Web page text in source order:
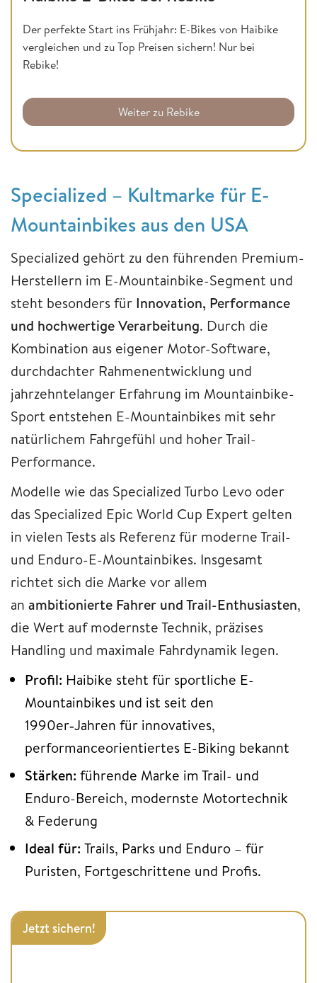
Der perfekte Start ins Frühjahr: E-Bikes von Haibike
vergleichen und zu Top Preisen sichern! Nur bei
Rebike!
Weiter zu Rebike
Specialized – Kultmarke für E-
Mountainbikes aus den USA
Specialized gehört zu den führenden Premium-
Herstellern im E-Mountainbike-Segment und
steht besonders für Innovation, Performance
und hochwertige Verarbeitung. Durch die
Kombination aus eigener Motor-Software,
durchdachter Rahmenentwicklung und
jahrzehntelanger Erfahrung im Mountainbike-
Sport entstehen E-Mountainbikes mit sehr
natürlichem Fahrgefühl und hoher Trail-
Performance.
Modelle wie das Specialized Turbo Levo oder
das Specialized Epic World Cup Expert gelten
in vielen Tests als Referenz für moderne Trail-
und Enduro-E-Mountainbikes. Insgesamt
richtet sich die Marke vor allem
an ambitionierte Fahrer und Trail-Enthusiasten,
die Wert auf modernste Technik, präzises
Handling und maximale Fahrdynamik legen.
Profil: Haibike steht für sportliche E-
Mountainbikes und ist seit den
1990er‑Jahren für innovatives,
performanceorientiertes E-Biking bekannt
Stärken: führende Marke im Trail- und
Enduro-Bereich, modernste Motortechnik
& Federung
Ideal für: Trails, Parks und Enduro – für
Puristen, Fortgeschrittene und Profis.
Jetzt sichern!